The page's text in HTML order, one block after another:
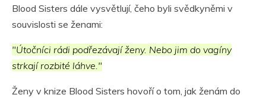
Blood Sisters dále vysvětlují, čeho byli svědkyněmi v
souvislosti se ženami:
"Útočníci rádi podřezávají ženy. Nebo jim do vagíny
strkají rozbité láhve."
Ženy v knize Blood Sisters hovoří o tom, jak ženám do